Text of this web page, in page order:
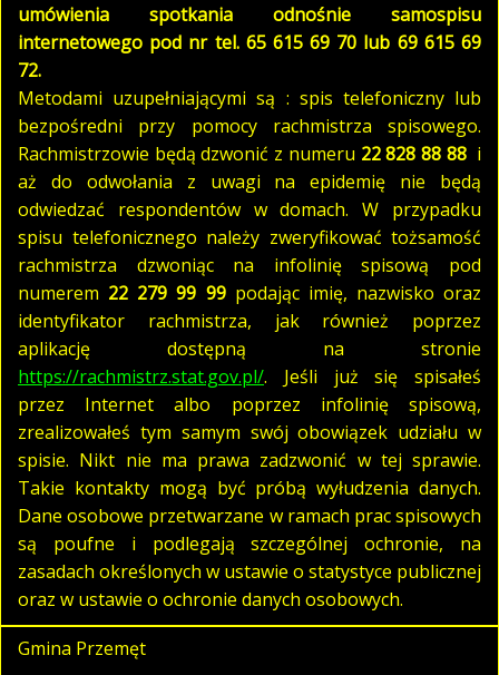
umówienia spotkania odnośnie samospisu
internetowego pod nr tel. 65 615 69 70 lub 69 615 69
72.
Metodami uzupełniającymi są : spis telefoniczny lub
bezpośredni przy pomocy rachmistrza spisowego.
Rachmistrzowie będą dzwonić z numeru 22 828 88 88 i
aż do odwołania z uwagi na epidemię nie będą
odwiedzać respondentów w domach. W przypadku
spisu telefonicznego należy zweryfikować tożsamość
rachmistrza dzwoniąc na infolinię spisową pod
numerem 22 279 99 99podając imię, nazwisko oraz
identyfikator rachmistrza, jak również poprzez
aplikację dostępną na stronie
https://rachmistrz.stat.gov.pl/. Jeśli już się spisałeś
przez Internet albo poprzez infolinię spisową,
zrealizowałeś tym samym swój obowiązek udziału w
spisie. Nikt nie ma prawa zadzwonić w tej sprawie.
Takie kontakty mogą być próbą wyłudzenia danych.
Dane osobowe przetwarzane w ramach prac spisowych
są poufne i podlegają szczególnej ochronie, na
zasadach określonych w ustawie o statystyce publicznej
oraz w ustawie o ochronie danych osobowych.
Gmina Przemęt